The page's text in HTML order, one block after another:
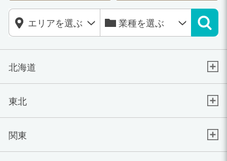
北海道
東北
関東